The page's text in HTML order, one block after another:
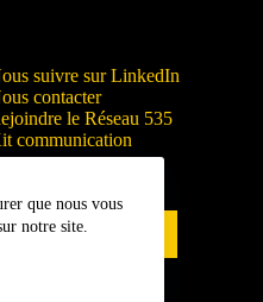
que nous vous
notre site.
suivre sur LinkedIn
contacter
le Réseau 535
communication
Se connecter